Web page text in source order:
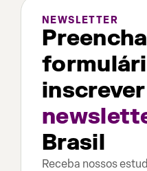
NEWSLETTER
Brasil
Receba nossos